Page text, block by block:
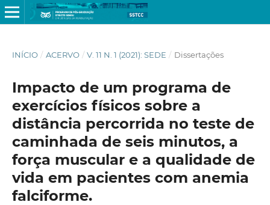
INÍCIO / ACERVO / V. 11 N. 1 (2021): SEDE / Dissertações
Impacto de um programa de
exercícios físicos sobre a
distância percorrida no teste de
caminhada de seis minutos, a
força muscular e a qualidade de
vida em pacientes com anemia
falciforme.